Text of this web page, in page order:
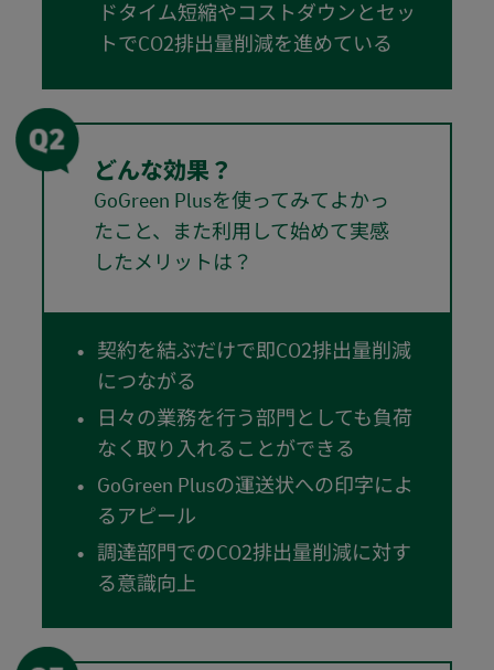
ドタイム短縮やコストダウンとセッ
トでCO2排出量削減を進めている
どんな効果？
GoGreen Plusを使ってみてよかっ
たこと、また利用して始めて実感
したメリットは？
契約を結ぶだけで即CO2排出量削減
につながる
日々の業務を行う部門としても負荷
なく取り入れることができる
GoGreen Plusの運送状への印字によ
るアピール
調達部門でのCO2排出量削減に対す
る意識向上